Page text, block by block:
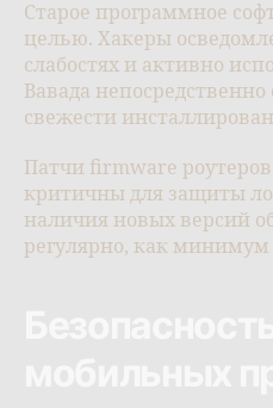
Старое программное
целью. Хакеры
слабостях и активно
Вавада непосредственно
свежести
Патчи firmware роутеров
критичны для защиты
наличия новых версий
регулярно, как минимум